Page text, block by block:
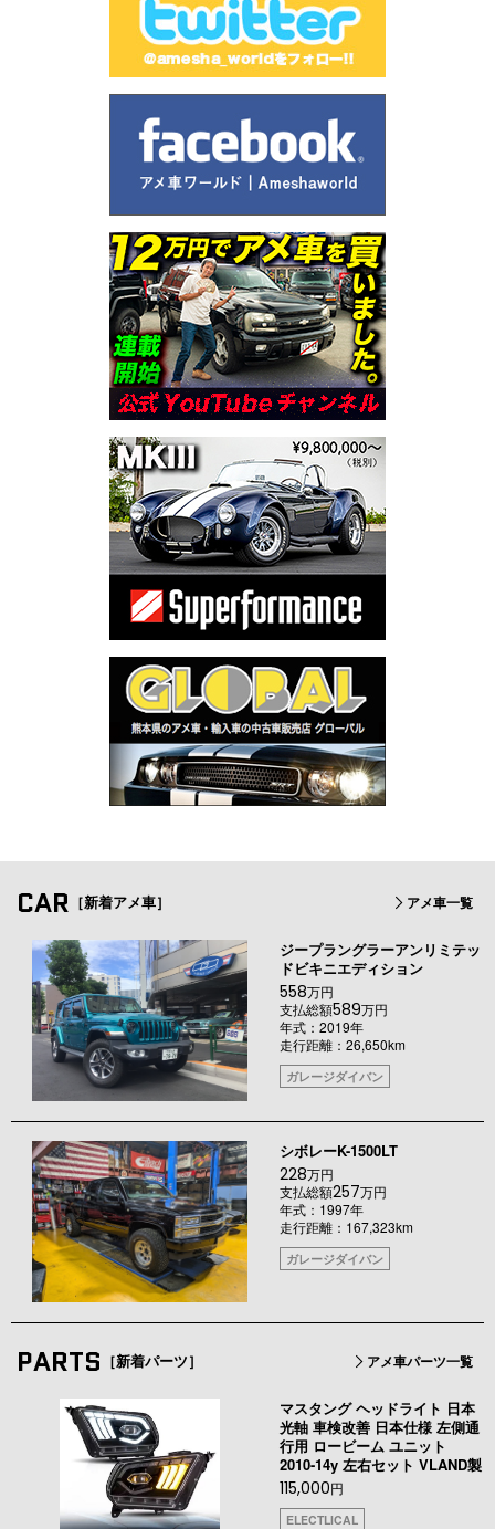
CAR ［新着アメ車］ アメ車一覧
ジープラングラーアンリミテッ
ドビキニエディション
558万円
支払総額589万円
年式：2019年
走行距離：26,650km
ガレージダイバン
シボレーK-1500LT
228万円
支払総額257万円
年式：1997年
走行距離：167,323km
ガレージダイバン
PARTS ［新着パーツ］ アメ車パーツ一覧
マスタング ヘッドライト 日本
光軸 車検改善 日本仕様 左側通
行用 ロービーム ユニット
2010-14y 左右セット VLAND製
115,000円
ELECTLICAL